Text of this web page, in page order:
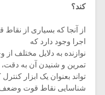
کند؟
از آنجا که بسیاری از
اجرا وجود دارد که
نوازنده به دلایل مختلف از
تمرین و شنیدن آن به
تواند بعنوان یک ابزار
شناسایی نقاط قوت